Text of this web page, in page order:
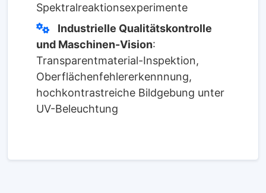
Spektralreaktionsexperimente
Industrielle Qualitätskontrolle
und Maschinen-Vision:
Transparentmaterial-Inspektion,
Oberflächenfehlererkennnung,
hochkontrastreiche Bildgebung unter
UV-Beleuchtung